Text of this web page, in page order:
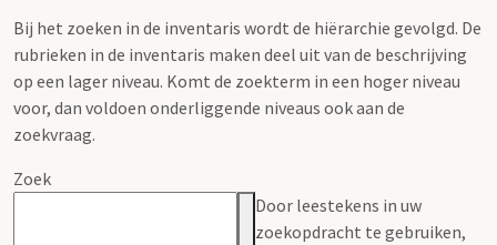
Bij het zoeken in de inventaris wordt de hiërarchie gevolgd. De
rubrieken in de inventaris maken deel uit van de beschrijving
op een lager niveau. Komt de zoekterm in een hoger niveau
voor, dan voldoen onderliggende niveaus ook aan de
zoekvraag.
Zoek
Door leestekens in uw
zoekopdracht te gebruiken,